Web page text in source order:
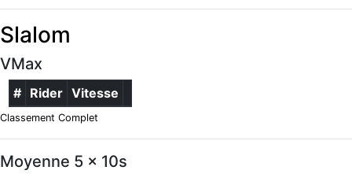
Slalom
VMax
# Rider Vitesse
Classement Complet
Moyenne 5 x 10s